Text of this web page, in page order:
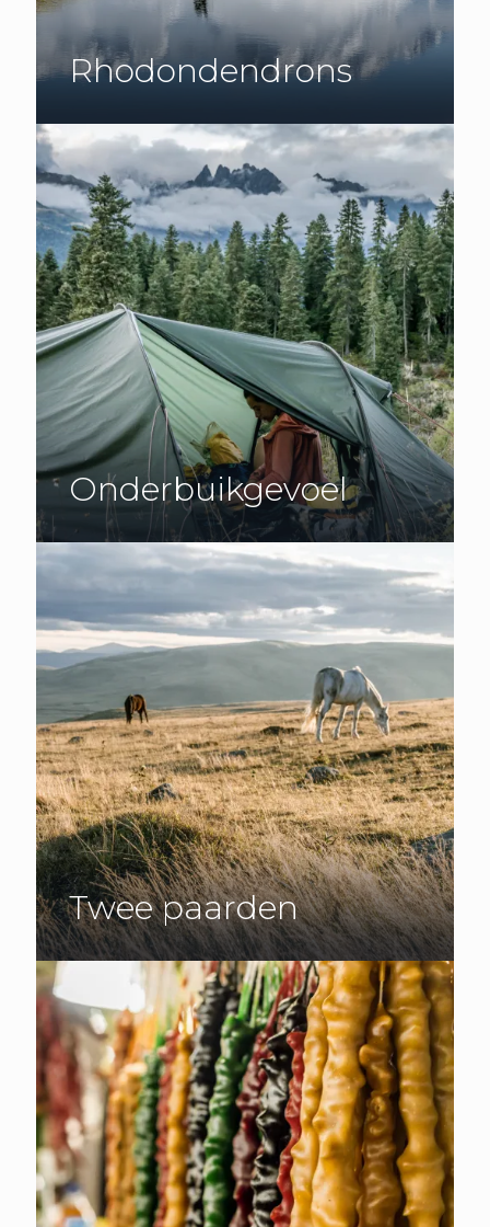
Rhodondendrons
Onderbuikgevoel
Twee paarden